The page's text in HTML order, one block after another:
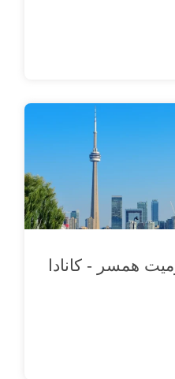
همسر - کانادا